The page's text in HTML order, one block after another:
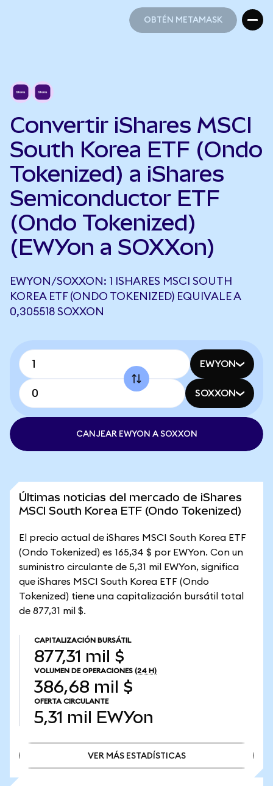
OBTÉN METAMASK
Convertir iShares MSCI
South Korea ETF (Ondo
Tokenized) a iShares
Semiconductor ETF
(Ondo Tokenized)
(EWYon a SOXXon)
EWYON/SOXXON: 1 ISHARES MSCI SOUTH
KOREA ETF (ONDO TOKENIZED) EQUIVALE A
0,305518 SOXXON
EWYON
SOXXON
CANJEAR EWYON A SOXXON
Últimas noticias del mercado de iShares
MSCI South Korea ETF (Ondo Tokenized)
El precio actual de iShares MSCI South Korea ETF
(Ondo Tokenized) es 165,34 $ por EWYon. Con un
suministro circulante de 5,31 mil EWYon, significa
que iShares MSCI South Korea ETF (Ondo
Tokenized) tiene una capitalización bursátil total
de 877,31 mil $.
CAPITALIZACIÓN BURSÁTIL
877,31 mil $
VOLUMEN DE OPERACIONES (24 H)
386,68 mil $
OFERTA CIRCULANTE
5,31 mil EWYon
VER MÁS ESTADÍSTICAS